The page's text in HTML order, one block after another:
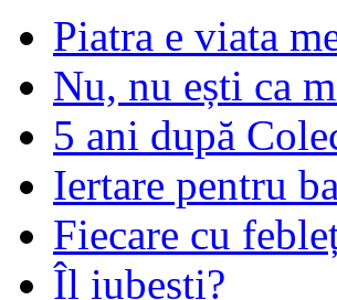
Piatra e viata
Nu, nu ești ca
5 ani după
Iertare pentru
Fiecare cu
Îl iubești?